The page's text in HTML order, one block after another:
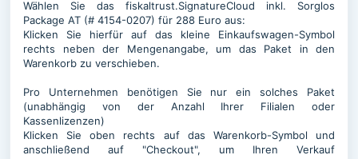
Wählen Sie das fiskaltrust.SignatureCloud inkl. Sorglos
Package AT (# 4154-0207) für 288 Euro aus:
Klicken Sie hierfür auf das kleine Einkaufswagen-Symbol
rechts neben der Mengenangabe, um das Paket in den
Warenkorb zu verschieben.
Pro Unternehmen benötigen Sie nur ein solches Paket
(unabhängig von der Anzahl Ihrer Filialen oder
Kassenlizenzen)
Klicken Sie oben rechts auf das Warenkorb-Symbol und
anschließend auf "Checkout", um Ihren Verkauf